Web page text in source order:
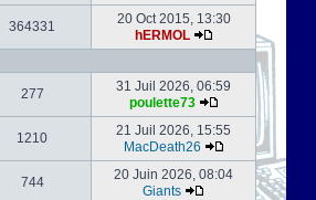
364331
20 Oct 2015, 13:30
hERMOL
277
31 Juil 2026, 06:59
poulette73
1210
21 Juil 2026, 15:55
MacDeath26
744
20 Juin 2026, 08:04
Giants